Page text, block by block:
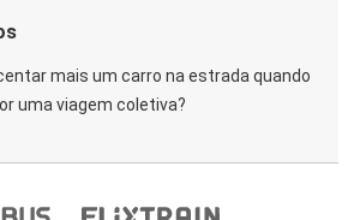
mais um carro na estrada quando
uma viagem coletiva?